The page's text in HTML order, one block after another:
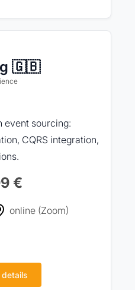
🇬🇧
event sourcing:
CQRS integration,
€
online (Zoom)
details